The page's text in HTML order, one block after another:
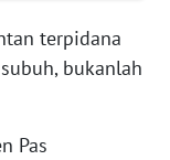
terpidana
bukanlah
Pas